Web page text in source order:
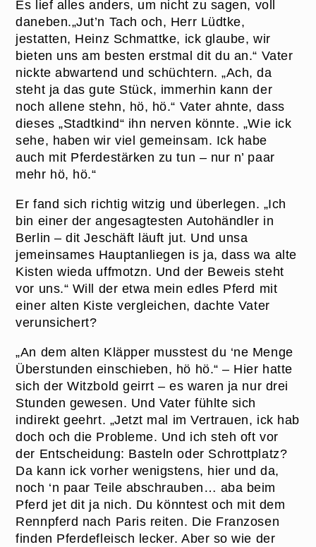
Es lief alles anders, um nicht zu sagen, voll
daneben.„Jut’n Tach och, Herr Lüdtke,
jestatten, Heinz Schmattke, ick glaube, wir
bieten uns am besten erstmal dit du an.“ Vater
nickte abwartend und schüchtern. „Ach, da
steht ja das gute Stück, immerhin kann der
noch allene stehn, hö, hö.“ Vater ahnte, dass
dieses „Stadtkind“ ihn nerven könnte. „Wie ick
sehe, haben wir viel gemeinsam. Ick habe
auch mit Pferdestärken zu tun – nur n’ paar
mehr hö, hö.“
Er fand sich richtig witzig und überlegen. „Ich
bin einer der angesagtesten Autohändler in
Berlin – dit Jeschäft läuft jut. Und unsa
jemeinsames Hauptanliegen is ja, dass wa alte
Kisten wieda uffmotzn. Und der Beweis steht
vor uns.“ Will der etwa mein edles Pferd mit
einer alten Kiste vergleichen, dachte Vater
verunsichert?
„An dem alten Kläpper musstest du ‘ne Menge
Überstunden einschieben, hö hö.“ – Hier hatte
sich der Witzbold geirrt – es waren ja nur drei
Stunden gewesen. Und Vater fühlte sich
indirekt geehrt. „Jetzt mal im Vertrauen, ick hab
doch och die Probleme. Und ich steh oft vor
der Entscheidung: Basteln oder Schrottplatz?
Da kann ick vorher wenigstens, hier und da,
noch ‘n paar Teile abschrauben… aba beim
Pferd jet dit ja nich. Du könntest och mit dem
Rennpferd nach Paris reiten. Die Franzosen
finden Pferdefleisch lecker. Aber so wie der